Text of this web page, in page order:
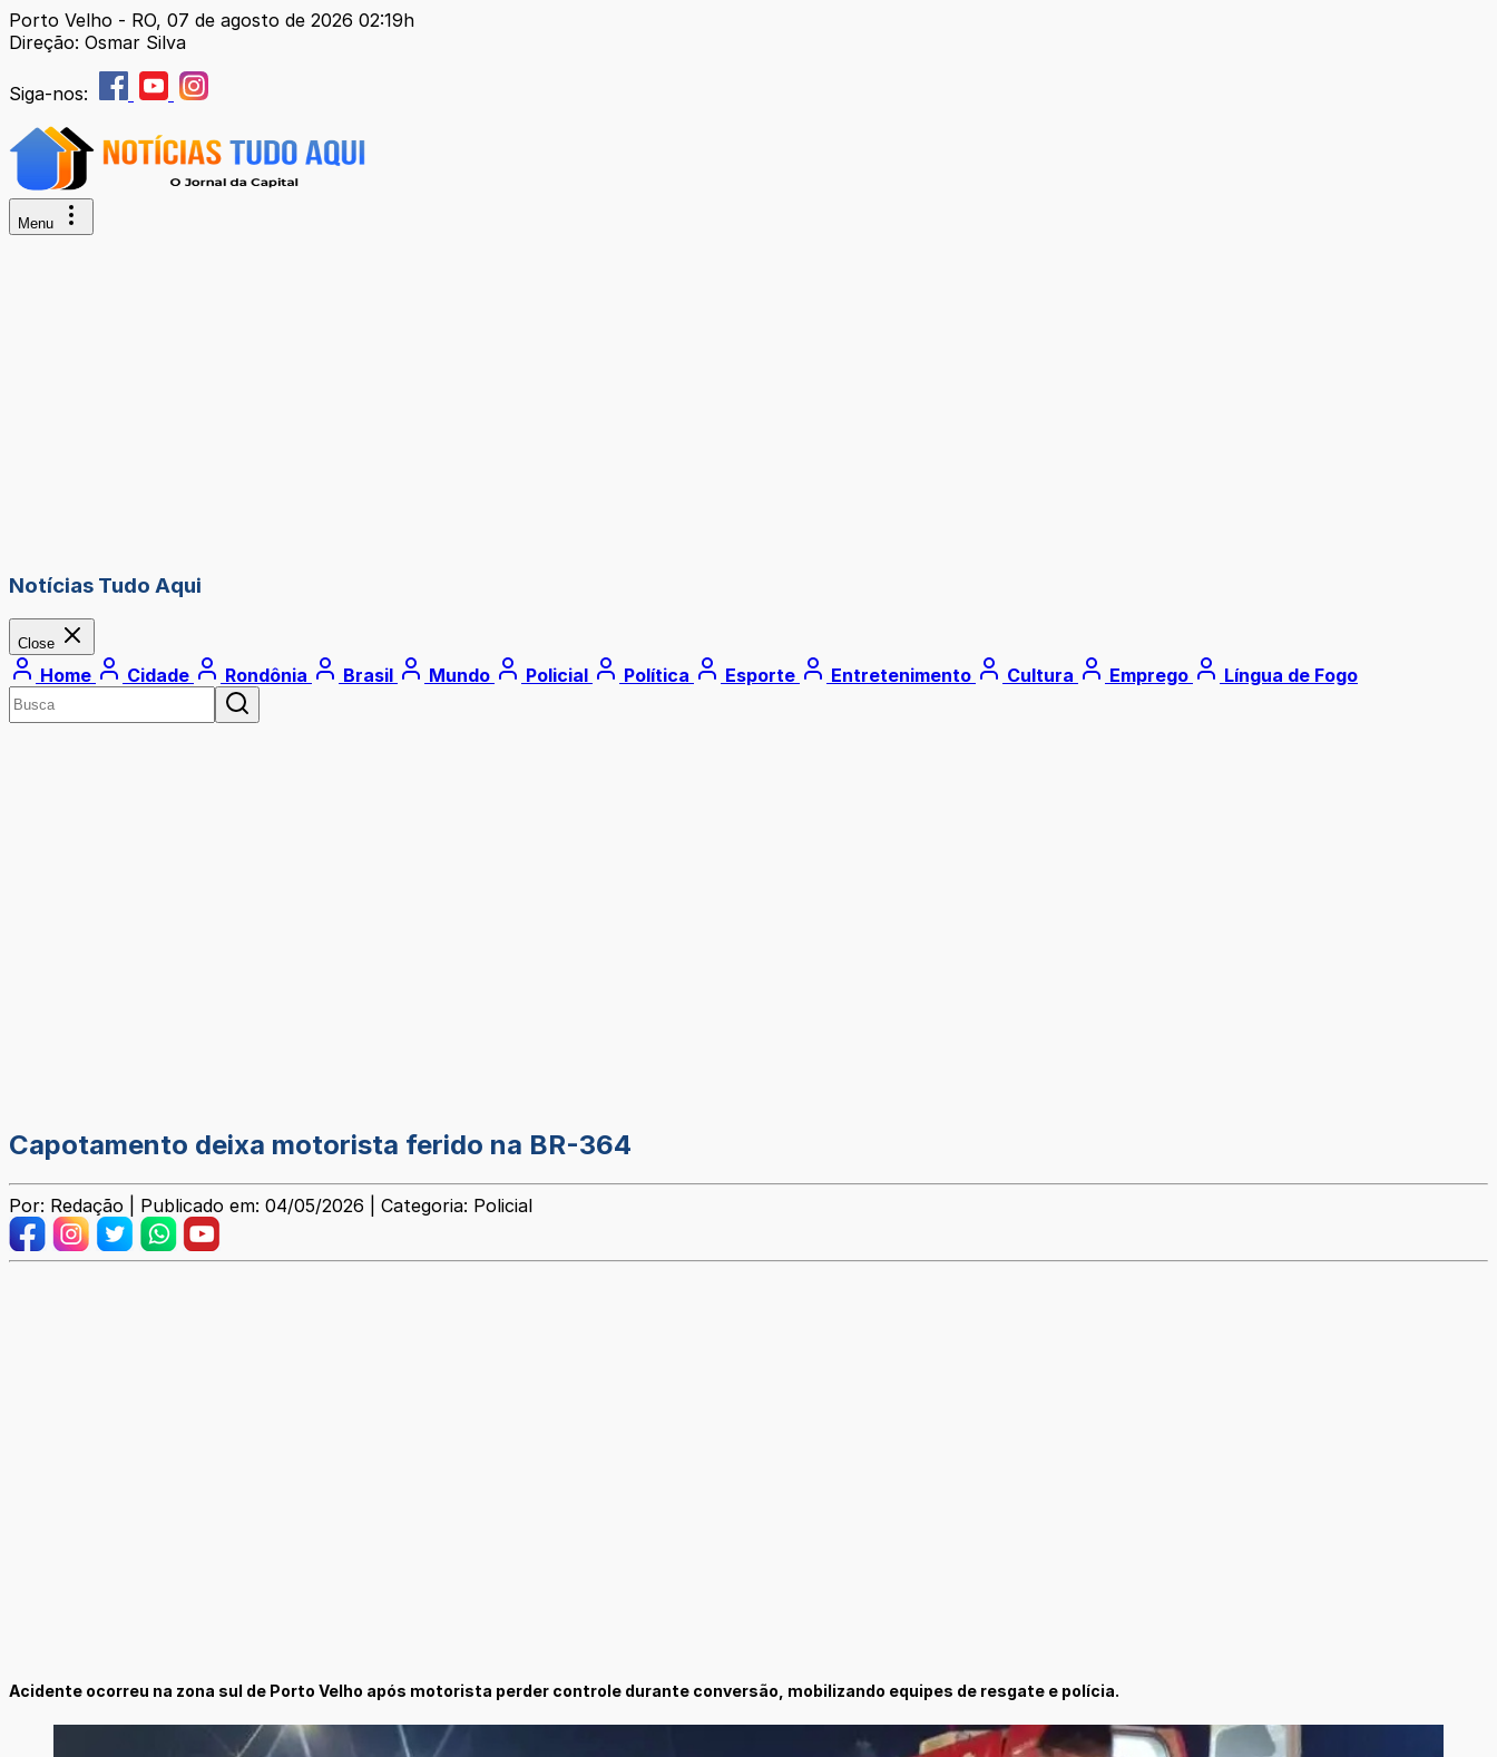
Porto Velho - RO, 07 de agosto de 2026 02:19h
Direção: Osmar Silva
Siga-nos:
Menu
Notícias Tudo Aqui
Close
Home Cidade Rondônia Brasil Mundo Policial Política Esporte Entretenimento Cultura Emprego Língua de Fogo
Capotamento deixa motorista ferido na BR-364
Por: Redação | Publicado em: 04/05/2026 | Categoria: Policial
Acidente ocorreu na zona sul de Porto Velho após motorista perder controle durante conversão, mobilizando equipes de resgate e polícia.